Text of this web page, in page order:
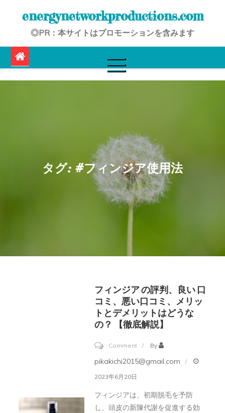
energynetworkproductions.com
◎PR：本サイトはプロモーションを含みます
タグ: #フィンジア使用法
フィンジア の評判、良い 口
コミ、悪い口コミ、メリッ
トとデメリットはどうな
の？ 【徹底解説】
Commenton
フ
ジ
By
pikakichi2015@gmail.com
2023年6月20日
フィンジアは、初期脱毛を予防
し、頭皮の新陳代謝を促進する効